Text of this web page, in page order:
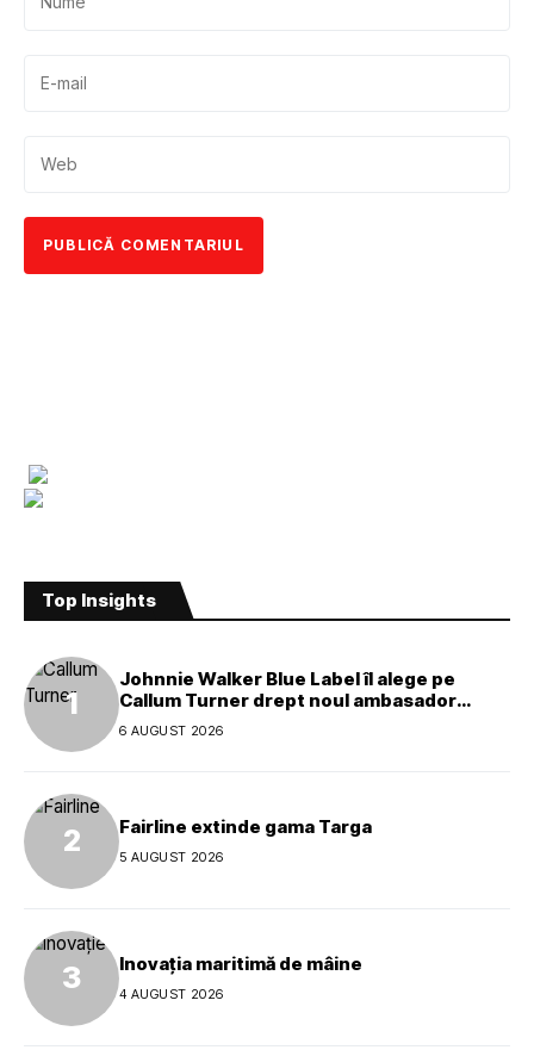
Top Insights
Johnnie Walker Blue Label îl alege pe
Callum Turner drept noul ambasador
global al mărcii
6 AUGUST 2026
Fairline extinde gama Targa
5 AUGUST 2026
Inovația maritimă de mâine
4 AUGUST 2026